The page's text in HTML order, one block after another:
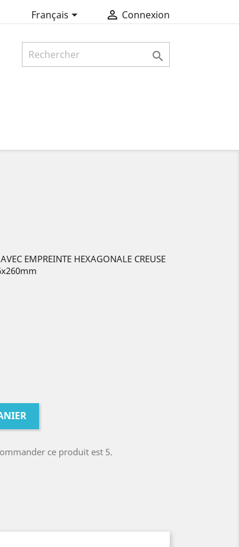
Français  Connexion

EMPREINTE HEXAGONALE CREUSE
ce produit est 5.